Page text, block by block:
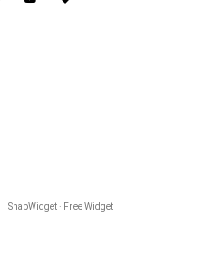
SnapWidget · Free Widget